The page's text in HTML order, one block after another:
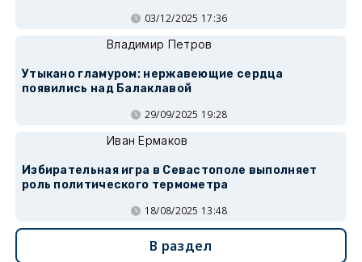
03/12/2025 17:36
Владимир Петров
Утыкано гламуром: нержавеющие сердца
появились над Балаклавой
29/09/2025 19:28
Иван Ермаков
Избирательная игра в Севастополе выполняет
роль политического термометра
18/08/2025 13:48
В раздел